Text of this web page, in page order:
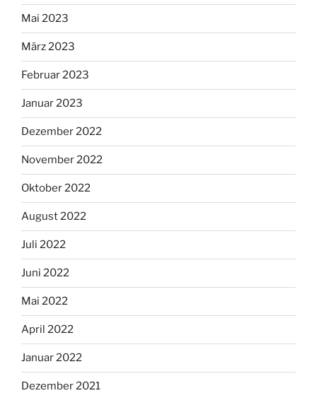
Mai 2023
März 2023
Februar 2023
Januar 2023
Dezember 2022
November 2022
Oktober 2022
August 2022
Juli 2022
Juni 2022
Mai 2022
April 2022
Januar 2022
Dezember 2021